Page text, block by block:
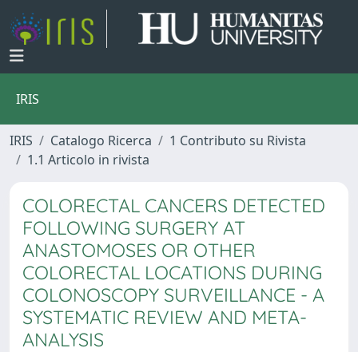
IRIS
IRIS Catalogo Ricerca
1 Contributo su Rivista
1.1 Articolo in rivista
COLORECTAL CANCERS DETECTED
FOLLOWING SURGERY AT
ANASTOMOSES OR OTHER
COLORECTAL LOCATIONS DURING
COLONOSCOPY SURVEILLANCE - A
SYSTEMATIC REVIEW AND META-
ANALYSIS